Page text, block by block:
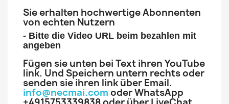
Sie erhalten hochwertige Abonnenten
von echten Nutzern
- Bitte die Video URL beim bezahlen mit
angeben
Fügen sie unten bei Text ihren YouTube
link. Und Speichern untern rechts oder
senden sie ihren link über Email.
info@necmai.com oder WhatsApp